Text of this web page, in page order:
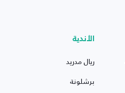
الأندية
ريال مدريد
برشلونة